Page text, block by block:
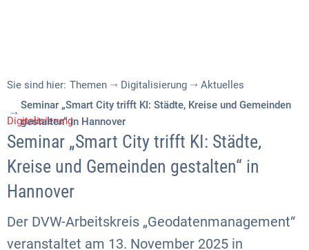
Sie sind hier: Themen Digitalisierung
Aktuelles
Seminar „Smart City trifft KI: Städte, Kreise und Gemeinden
gestalten“ in Hannover
Digitalisierung
Seminar „Smart City trifft KI: Städte,
Kreise und Gemeinden gestalten“ in
Hannover
Der DVW-Arbeitskreis „Geodatenmanagement“
veranstaltet am 13. November 2025 in